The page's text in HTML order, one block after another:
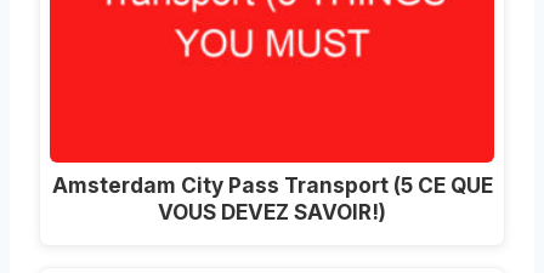
Amsterdam City Pass Transport (5 CE QUE
VOUS DEVEZ SAVOIR!)